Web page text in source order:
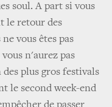
soul. A part si vous
le retour des
vous êtes pas
n'aurez pas
plus gros festivals
le second week-end